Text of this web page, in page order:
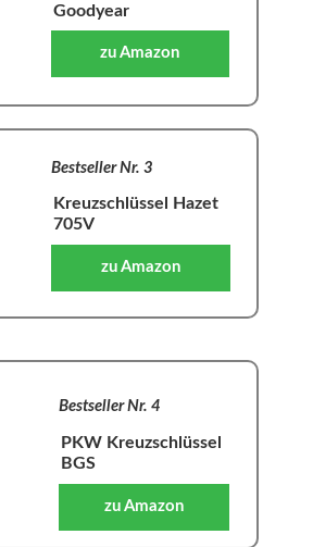
Goodyear
zu Amazon
Bestseller Nr. 3
Kreuzschlüssel Hazet
705V
zu Amazon
Bestseller Nr. 4
PKW Kreuzschlüssel
BGS
zu Amazon